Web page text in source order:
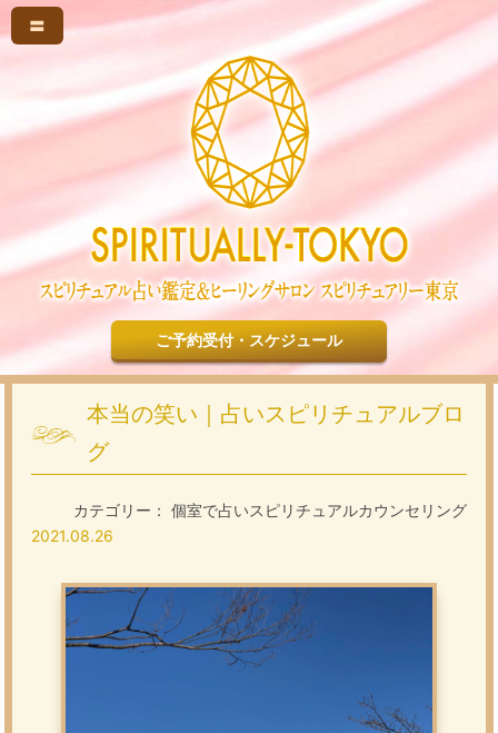
〓
ご予約受付・スケジュール
本当の笑い｜占いスピリチュアルブロ
グ
カテゴリー： 個室で占いスピリチュアルカウンセリング
2021.08.26